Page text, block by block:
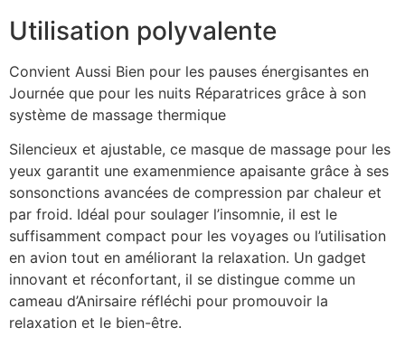
Utilisation polyvalente
Convient Aussi Bien pour les pauses énergisantes en
Journée que pour les nuits Réparatrices grâce à son
système de massage thermique
Silencieux et ajustable, ce masque de massage pour les
yeux garantit une examenmience apaisante grâce à ses
sonsonctions avancées de compression par chaleur et
par froid. Idéal pour soulager l’insomnie, il est le
suffisamment compact pour les voyages ou l’utilisation
en avion tout en améliorant la relaxation. Un gadget
innovant et réconfortant, il se distingue comme un
cameau d’Anirsaire réfléchi pour promouvoir la
relaxation et le bien-être.